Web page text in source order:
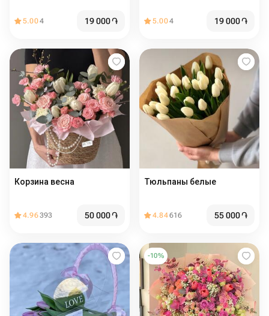
5.004 19 000֏ 5.004 19 000֏
Корзина весна
4.96393 50 000֏
Тюльпаны белые
4.84616 55 000֏
-10%